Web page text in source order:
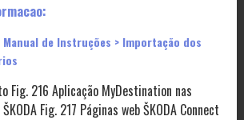
de Instruções > Importação dos
Fig. 216 Aplicação MyDestination nas
Fig. 217 Páginas web ŠKODA Connect